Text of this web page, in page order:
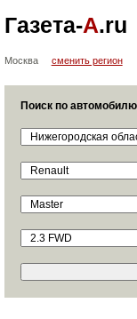
Газета-А.ru
Москва сменить регион
Поиск по автомобилю